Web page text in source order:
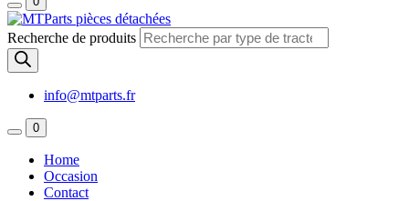
Recherche de produits
info@mtparts.fr
0
Home
Occasion
Contact